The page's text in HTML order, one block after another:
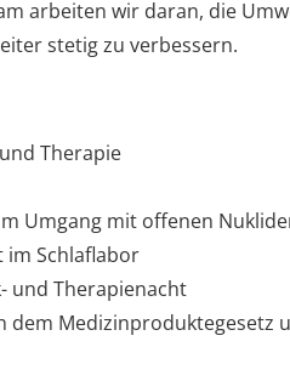
arbeiten wir daran, die
stetig zu verbessern.
Therapie
Umgang mit offenen
Schlaflabor
und Therapienacht
Medizinproduktegesetz